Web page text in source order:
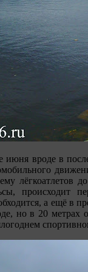
июня вроде в
лёгкоатлетов
происходит
а ещё в
но в 20